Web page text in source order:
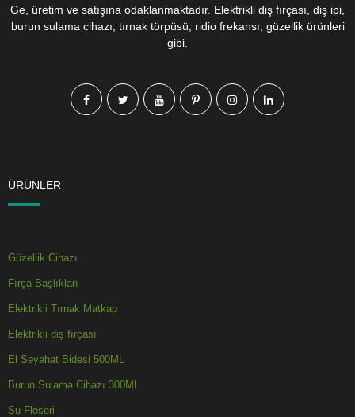
Ge, üretim ve satışına odaklanmaktadır. Elektrikli diş fırçası, diş ipi,
burun sulama cihazı, tırnak törpüsü, ridio frekansı, güzellik ürünleri
gibi.
ÜRÜNLER
Güzellik Cihazı
Fırça Başlıkları
Elektrikli Tırnak Matkap
Elektrikli diş fırçası
El Seyahat Bidesi 500ML
Burun Sulama Cihazı 300ML
Su Floseri